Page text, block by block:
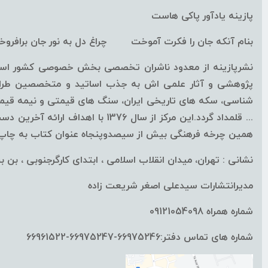
سفید - مشکی - قرمز
نارنجی - مشکی
نقره‌ای - قرمز
سفید
قرمز- مشکی-نقره‌ای
سفید - نقره‌ای
زرد - نقره‌ای
قهوه‌ای - نقره‌ای
آبی -نقره‌ای
طلایی
پازینه یادآور پاکی هاست
بنام آنکه جان را فکرت آموخت چراغ دل به نور جان
نشرپازینه از معدود ناشران تخصصی بخش خصوصی کشور
پژوهشی و آثار علمی اش به جذب اساتید و متخصصین
شناسی، سکه های تاریخی ایران، سنگ های قیمتی و نیمه
همین چرخه فرهنگی بیش از سیصدوپنجاه عنوان کتاب به چاپ
نشانی : تهران، میدان انقلاب اسلامی ، ابتدای کارگرجنوبی ، بن
مدیرانتشارات سیدعلی اصغر شریعت زاده
شماره همراه 09121054098
شماره های تماس دفتر:66975246-66975247-66961522